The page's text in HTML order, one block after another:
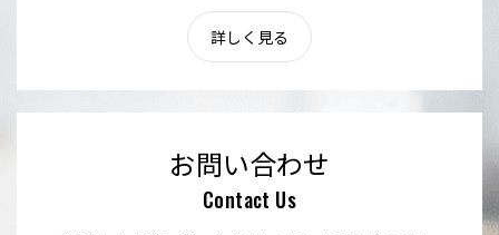
詳しく見る
お問い合わせ
Contact Us